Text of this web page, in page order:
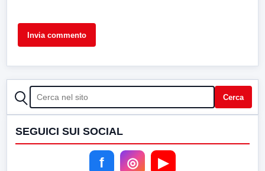
CERCA Cerca
SEGUICI SUI SOCIAL
f ◎ ▶